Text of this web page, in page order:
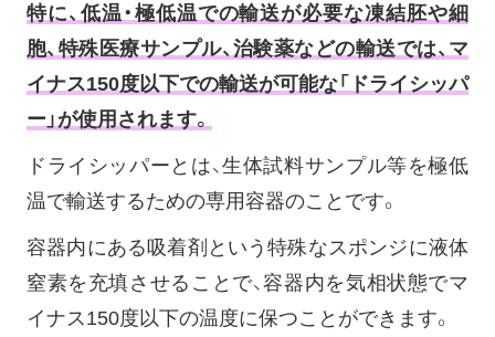
特に、低温・極低温での輸送が必要な凍結胚や細
胞、特殊医療サンプル、治験薬などの輸送では、マ
イナス150度以下での輸送が可能な「ドライシッパ
ー」が使用されます。
ドライシッパーとは、生体試料サンプル等を極低
温で輸送するための専用容器のことです。
容器内にある吸着剤という特殊なスポンジに液体
窒素を充填させることで、容器内を気相状態でマ
イナス150度以下の温度に保つことができます。